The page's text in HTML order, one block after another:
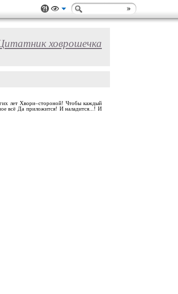
ховрошечка
лет Хвори–стороной! Чтобы каждый
всё Да приложится! И наладится...! И